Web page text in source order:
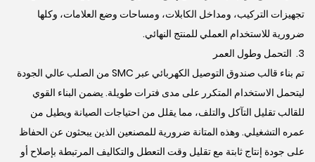
تجهيزات التركيب، ومداخل الكابلات، ومساحات وضع العلامات، وكلها
ضرورية للاستخدام العملي للمنتج النهائي.
3. التحمل وطول العمر
تم بناء قالب صندوق التوصيل الكهربائي عبر SMC من الصلب عالي الجودة
ليتحمل الاستخدام المتكرر على مدى فترات طويلة. يضمن البناء القوي
للقالب تقليل التآكل والتلف، مما يقلل من احتياجات الصيانة ويطيل من
عمره التشغيلي. وهذه المتانة ضرورية للمصنعين الذين يبحثون عن الحفاظ
على جودة إنتاج ثابتة مع تقليل وقت التعطل والتكاليف المرتبطة بإصلاح أو